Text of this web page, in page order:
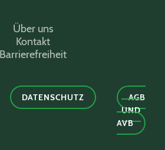
Über uns
Kontakt
Barrierefreiheit
DATENSCHUTZ
AGB
UND
AVB